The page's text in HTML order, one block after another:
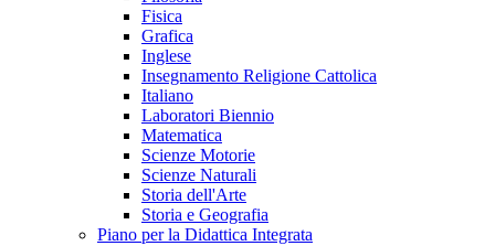
Fisica
Grafica
Inglese
Insegnamento Religione Cattolica
Italiano
Laboratori Biennio
Matematica
Scienze Motorie
Scienze Naturali
Storia dell'Arte
Storia e Geografia
Piano per la Didattica Integrata